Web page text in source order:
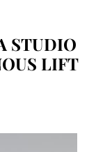
STUDIO
LIFT